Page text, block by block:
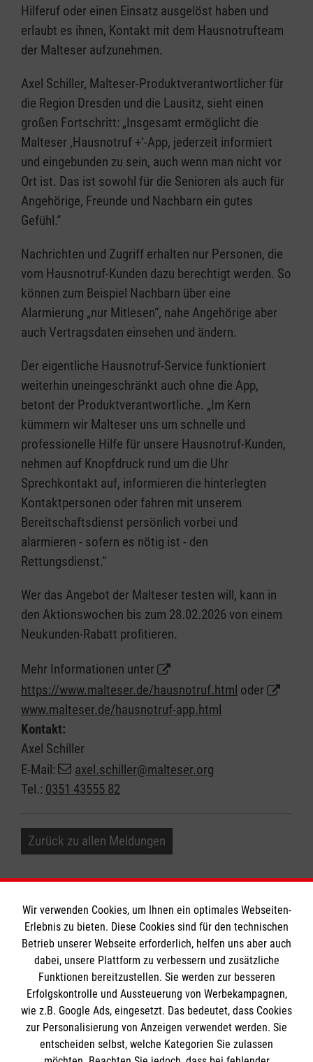
Hilferuf oder einen Einsatz ausgelöst haben und
erlaubt es ihnen, Kontakt mit dem Hausnotrufteam
der Malteser aufzunehmen.
Axel Schiller, Malteser-Produktverantwortlicher für
die Region Dresden und die Lausitz, sieht einen
großen Fortschritt: „Insgesamt ermöglicht die
Malteser ‚Hausnotruf +‘-App, jederzeit informiert
und eingebunden zu sein, auch wenn man nicht vor
Ort ist. Das ist sowohl für die Senioren als auch für
Angehörige, Freunde und Nachbarn ein gutes
Gefühl.“
Nachrichten und Zugriff erhalten nur Personen, die
vom Hausnotruf-Kunden dazu berechtigt werden. So
können zum Beispiel Nachbarn über eine
Alarmierung „nur Mitlesen“, nahe Angehörige aber
auch Vertragsdaten einsehen und ändern.
Der eigentliche Hausnotruf-Service funktioniert
weiterhin uneingeschränkt auch ohne die App,
betont der Produktverantwortliche. „Im Kern
kümmern wir Malteser uns um schnelle und
professionelle Hilfe für unsere Hausnotruf-Kunden,
nehmen auf Knopfdruck rund um die Uhr
Sprechkontakt auf, informieren die hinterlegten
Kontaktpersonen oder fahren mit unserem
Bereitschaftsdienst persönlich vorbei und
alarmieren - sofern es nötig ist - den
Rettungsdienst.“
Wer das Angebot der Malteser testen will, kann in
den Aktionswochen bis zum 28.02.2026 von einem
Neukunden-Rabatt profitieren.
Mehr Informationen unter
https://www.malteser.de/hausnotruf.html oder
www.malteser.de/hausnotruf-app.html
Kontakt:
Axel Schiller
E-Mail:
axel.schiller@malteser.org
Tel.: 0351 43555 82
Zurück zu allen Meldungen
Informationen
Impressum
Datenschutz
Barrierefreiheit
Kontakt
Die Malteser
Wir verwenden Cookies, um Ihnen ein optimales Webseiten-
Erlebnis zu bieten. Diese Cookies sind für den technischen
Betrieb unserer Webseite erforderlich, helfen uns aber auch
dabei, unsere Plattform zu verbessern und zusätzliche
Funktionen bereitzustellen. Sie werden zur besseren
Erfolgskontrolle und Aussteuerung von Werbekampagnen,
wie z.B. Google Ads, eingesetzt. Das bedeutet, dass Cookies
zur Personalisierung von Anzeigen verwendet werden. Sie
entscheiden selbst, welche Kategorien Sie zulassen